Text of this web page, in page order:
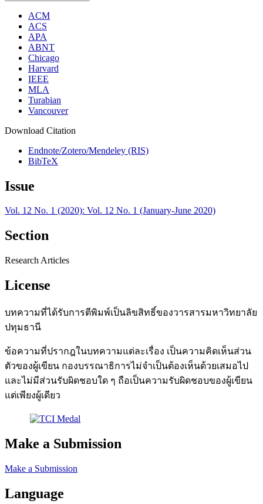
ACM
ACS
APA
ABNT
Chicago
Harvard
IEEE
MLA
Turabian
Vancouver
Download Citation
Endnote/Zotero/Mendeley (RIS)
BibTeX
Issue
Vol. 12 No. 1 (2020): Vol. 12 No. 1 (January-June 2020)
Section
Research Articles
License
บทความที่ได้รับการตีพิมพ์เป็นลิขสิทธิ์ของวารสารมหาวิทยาลัย
ปทุมธานี
ข้อความที่ปรากฎในบทความแต่ละเรื่อง เป็นความคิดเห็นส่วน
ตัวของผู้เขียน กองบรรณาธิการไม่จำเป็นต้องเห็นด้วยเสมอไป
และไม่มีส่วนรับผิดชอบใด ๆ ถือเป็นความรับผิดชอบของผู้เขียน
แต่เพียงผู้เดียว
Make a Submission
Make a Submission
Language